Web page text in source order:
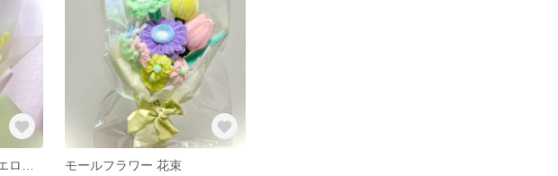
モールフラワー 花束